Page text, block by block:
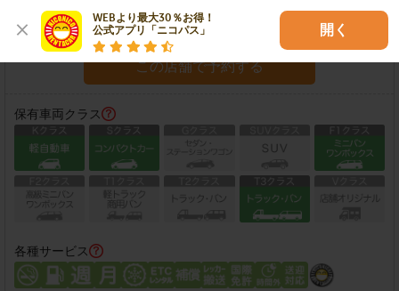
WEBより最大30％お得！
公式アプリ「ニコパス」
開く
営業時間：07:00-21:00
この店舗で予約する
保有車両クラス
各種サービス